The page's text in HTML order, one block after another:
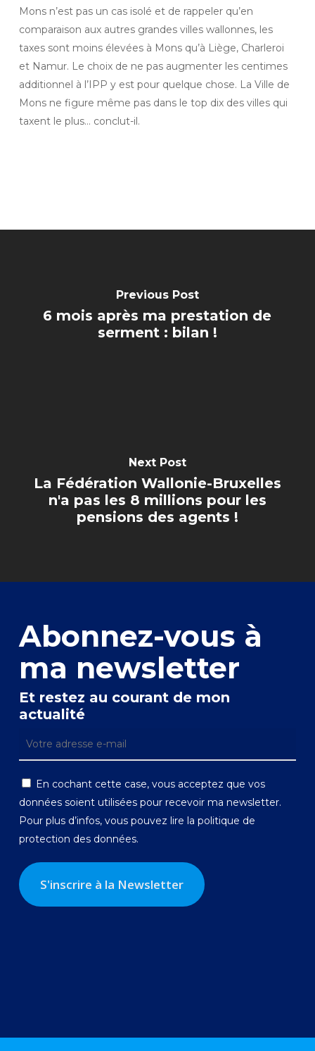
Mons n’est pas un cas isolé et de rappeler qu’en
comparaison aux autres grandes villes wallonnes, les
taxes sont moins élevées à Mons qu’à Liège, Charleroi
et Namur. Le choix de ne pas augmenter les centimes
additionnel à l’IPP y est pour quelque chose. La Ville de
Mons ne figure même pas dans le top dix des villes qui
taxent le plus… conclut-il.
Previous Post
6 mois après ma prestation de
serment : bilan !
Next Post
La Fédération Wallonie-Bruxelles
n'a pas les 8 millions pour les
pensions des agents !
Abonnez-vous à
ma newsletter
Et restez au courant de mon
actualité
En cochant cette case, vous acceptez que vos
données soient utilisées pour recevoir ma newsletter.
Pour plus d’infos, vous pouvez lire la politique de
protection des données.